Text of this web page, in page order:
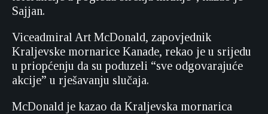
Sajjan.
Viceadmiral Art McDonald, zapovjednik
Kraljevske mornarice Kanade, rekao je u srijedu
u priopćenju da su poduzeli “sve odgovarajuće
akcije” u rješavanju slučaja.
McDonald je kazao da Kraljevska mornarica